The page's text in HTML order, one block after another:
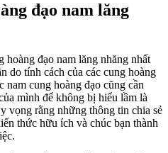
đạo nam lăng
hoàng đạo nam lăng nhăng nhất
do tính cách của các cung hoàng
nam cung hoàng đạo cũng cần
mình để không bị hiểu lầm là
vọng rằng những thông tin chia sẻ
thức hữu ích và chúc bạn thành